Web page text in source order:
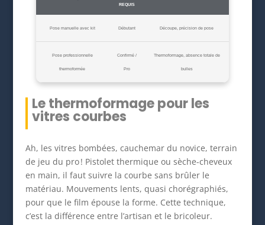
REQUIS
Pose manuelle avec kit Débutant Découpe, précision de pose
Pose professionnelle
thermoformée
Confirmé /
Pro
Thermoformage, absence totale de
bulles
Le thermoformage pour les
vitres courbes
Ah, les vitres bombées, cauchemar du novice, terrain
de jeu du pro ! Pistolet thermique ou sèche-cheveux
en main, il faut suivre la courbe sans brûler le
matériau. Mouvements lents, quasi chorégraphiés,
pour que le film épouse la forme. Cette technique,
c’est la différence entre l’artisan et le bricoleur.